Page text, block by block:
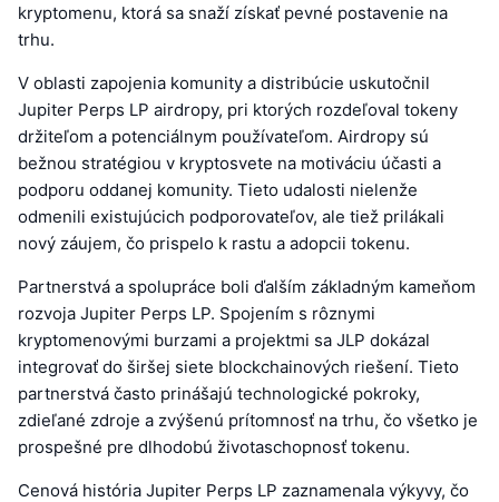
kryptomenu, ktorá sa snaží získať pevné postavenie na
trhu.
V oblasti zapojenia komunity a distribúcie uskutočnil
Jupiter Perps LP airdropy, pri ktorých rozdeľoval tokeny
držiteľom a potenciálnym používateľom. Airdropy sú
bežnou stratégiou v kryptosvete na motiváciu účasti a
podporu oddanej komunity. Tieto udalosti nielenže
odmenili existujúcich podporovateľov, ale tiež prilákali
nový záujem, čo prispelo k rastu a adopcii tokenu.
Partnerstvá a spolupráce boli ďalším základným kameňom
rozvoja Jupiter Perps LP. Spojením s rôznymi
kryptomenovými burzami a projektmi sa JLP dokázal
integrovať do širšej siete blockchainových riešení. Tieto
partnerstvá často prinášajú technologické pokroky,
zdieľané zdroje a zvýšenú prítomnosť na trhu, čo všetko je
prospešné pre dlhodobú životaschopnosť tokenu.
Cenová história Jupiter Perps LP zaznamenala výkyvy, čo